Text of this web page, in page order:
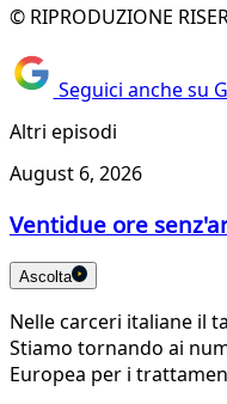
© RIPRODUZIONE
Seguici anche su
Altri episodi
August 6, 2026
Ventidue ore
Ascolta
Nelle carceri italiane il
Stiamo tornando ai
Europea per i